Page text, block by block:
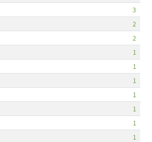
3
2
2
1
1
1
1
1
1
1